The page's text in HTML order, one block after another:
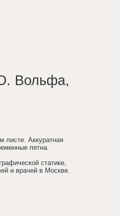
Вольфа,
листе. Аккуратная
пятна.
статике,
и врачей в Москве.